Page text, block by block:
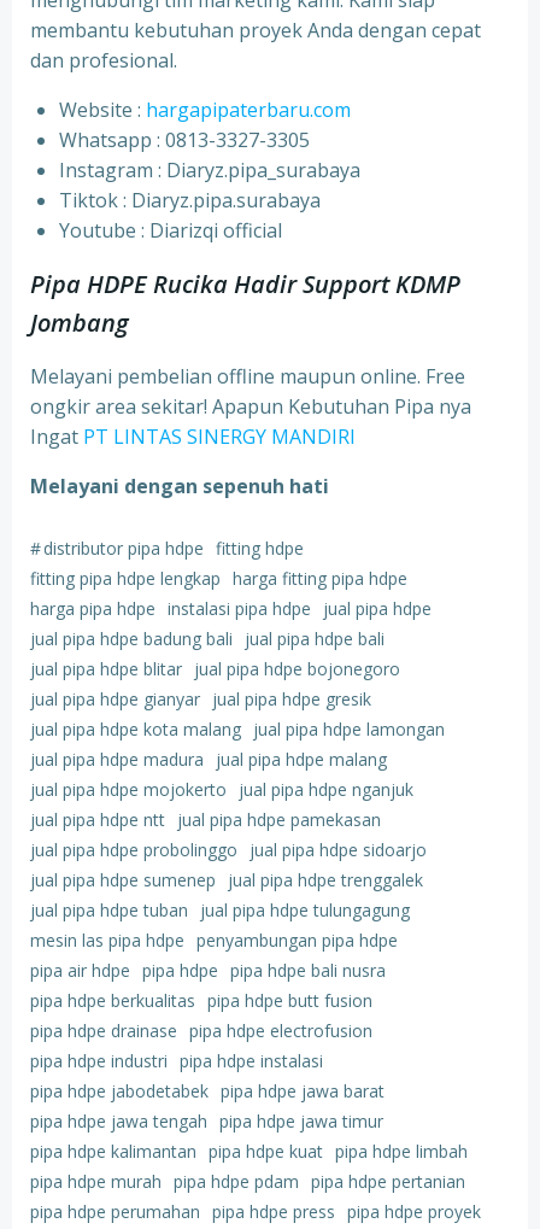
membantu kebutuhan proyek Anda dengan cepat
dan profesional.
Website : hargapipaterbaru.com
Whatsapp : 0813-3327-3305
⁠Instagram : Diaryz.pipa_surabaya
⁠Tiktok : Diaryz.pipa.surabaya
⁠Youtube : Diarizqi official
Pipa HDPE Rucika Hadir Support KDMP
Jombang
Melayani pembelian offline maupun online. Free
ongkir area sekitar! Apapun Kebutuhan Pipa nya
Ingat PT LINTAS SINERGY MANDIRI
Melayani dengan sepenuh hati
#distributor pipa hdpe fitting hdpe
fitting pipa hdpe lengkap harga fitting pipa hdpe
harga pipa hdpe instalasi pipa hdpe
jual pipa hdpe
jual pipa hdpe badung bali
jual pipa hdpe bali
jual pipa hdpe blitar jual pipa hdpe bojonegoro
jual pipa hdpe gianyar jual pipa hdpe gresik
jual pipa hdpe kota malang jual pipa hdpe lamongan
jual pipa hdpe madura
jual pipa hdpe malang
jual pipa hdpe mojokerto
jual pipa hdpe nganjuk
jual pipa hdpe ntt jual pipa hdpe pamekasan
jual pipa hdpe probolinggo
jual pipa hdpe sidoarjo
jual pipa hdpe sumenep
jual pipa hdpe trenggalek
jual pipa hdpe tuban
jual pipa hdpe tulungagung
mesin las pipa hdpe penyambungan pipa hdpe
pipa air hdpe pipa hdpe pipa hdpe bali nusra
pipa hdpe berkualitas pipa hdpe butt fusion
pipa hdpe drainase pipa hdpe electrofusion
pipa hdpe industri pipa hdpe instalasi
pipa hdpe jabodetabek pipa hdpe jawa barat
pipa hdpe jawa tengah pipa hdpe jawa timur
pipa hdpe kalimantan pipa hdpe kuat pipa hdpe limbah
pipa hdpe murah pipa hdpe pdam pipa hdpe pertanian
pipa hdpe perumahan pipa hdpe press pipa hdpe proyek